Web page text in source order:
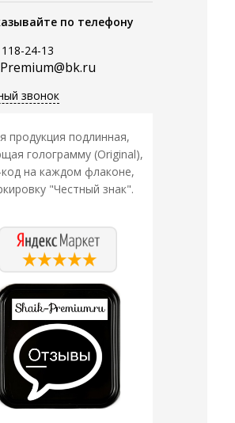
по телефону
24-13
звонок
продукция подлинная,
голограмму (Original),
код на каждом флаконе,
"Честный знак".